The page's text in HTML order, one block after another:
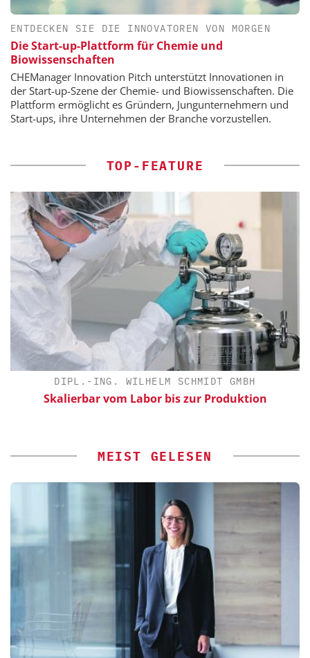
ENTDECKEN SIE DIE INNOVATOREN VON MORGEN
Die Start-up-Plattform für Chemie und
Biowissenschaften
CHEManager Innovation Pitch unterstützt Innovationen in
der Start-up-Szene der Chemie- und Biowissenschaften. Die
Plattform ermöglicht es Gründern, Jungunternehmern und
Start-ups, ihre Unternehmen der Branche vorzustellen.
TOP-FEATURE
DIPL.-ING. WILHELM SCHMIDT GMBH
Skalierbar vom Labor bis zur Produktion
MEIST GELESEN